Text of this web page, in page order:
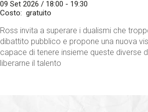
09 Set 2026 / 18:00 - 19:30
Costo
gratuito
Ross invita a superare i dualismi che
dibattito pubblico e propone una nuova
capace di tenere insieme queste diverse
liberarne il talento